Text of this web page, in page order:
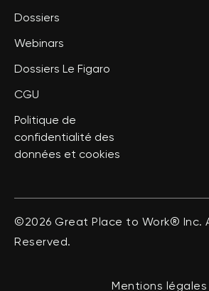
Dossiers
Webinars
Dossiers Le Figaro
CGU
Politique de
confidentialité des
données et cookies
©2026 Great Place to Work® Inc.
Reserved.
Mentions légales